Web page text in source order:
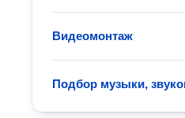
Видеомонтаж
Подбор музыки,